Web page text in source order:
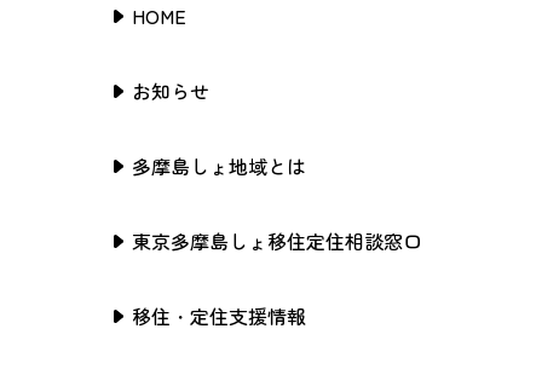
HOME
お知らせ
多摩島しょ地域とは
東京多摩島しょ移住定住相談窓口
移住・定住支援情報